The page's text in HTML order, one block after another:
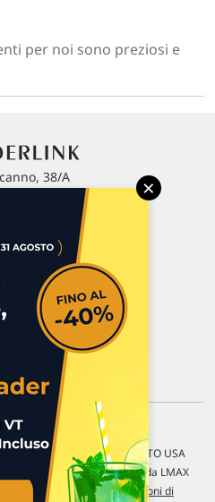
per noi sono preziosi e
38/A
460 401
segnalazioni
s.r.l.
differite di 15 min. / MERCATO USA
FOREX Quotazioni fornite da LMAX
delle nostre Condizioni di
×